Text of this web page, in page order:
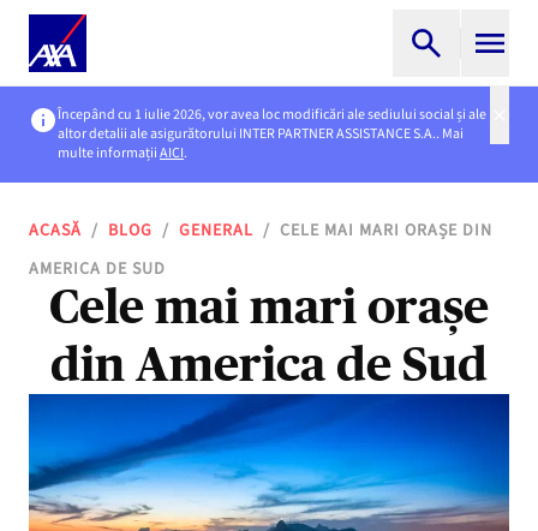
Începând cu 1 iulie 2026, vor avea loc modificări ale sediului social și ale
altor detalii ale asigurătorului INTER PARTNER ASSISTANCE S.A.. Mai
multe informațiiAICI.
ACASĂ / BLOG / GENERAL / CELE MAI MARI ORAȘE DIN
AMERICA DE SUD
Cele mai mari orașe
din America de Sud